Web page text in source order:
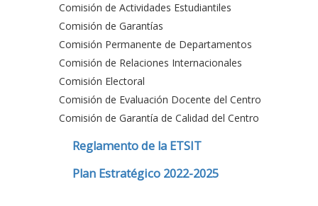
Comisión de Actividades Estudiantiles
Comisión de Garantías
Comisión Permanente de Departamentos
Comisión de Relaciones Internacionales
Comisión Electoral
Comisión de Evaluación Docente del Centro
Comisión de Garantía de Calidad del Centro
Reglamento de la ETSIT
Plan Estratégico 2022-2025